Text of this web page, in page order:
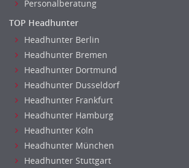
Personalberatung
TOP Headhunter
Headhunter Berlin
Headhunter Bremen
Headhunter Dortmund
Headhunter Dusseldorf
Headhunter Frankfurt
Headhunter Hamburg
Headhunter Koln
Headhunter München
Headhunter Stuttgart